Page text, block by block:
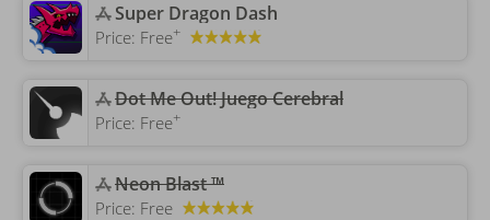
‎Super Dragon Dash
Price: Free+
‎Dot Me Out! Juego Cerebral
Price: Free+
Neon Blast ™
Price: Free